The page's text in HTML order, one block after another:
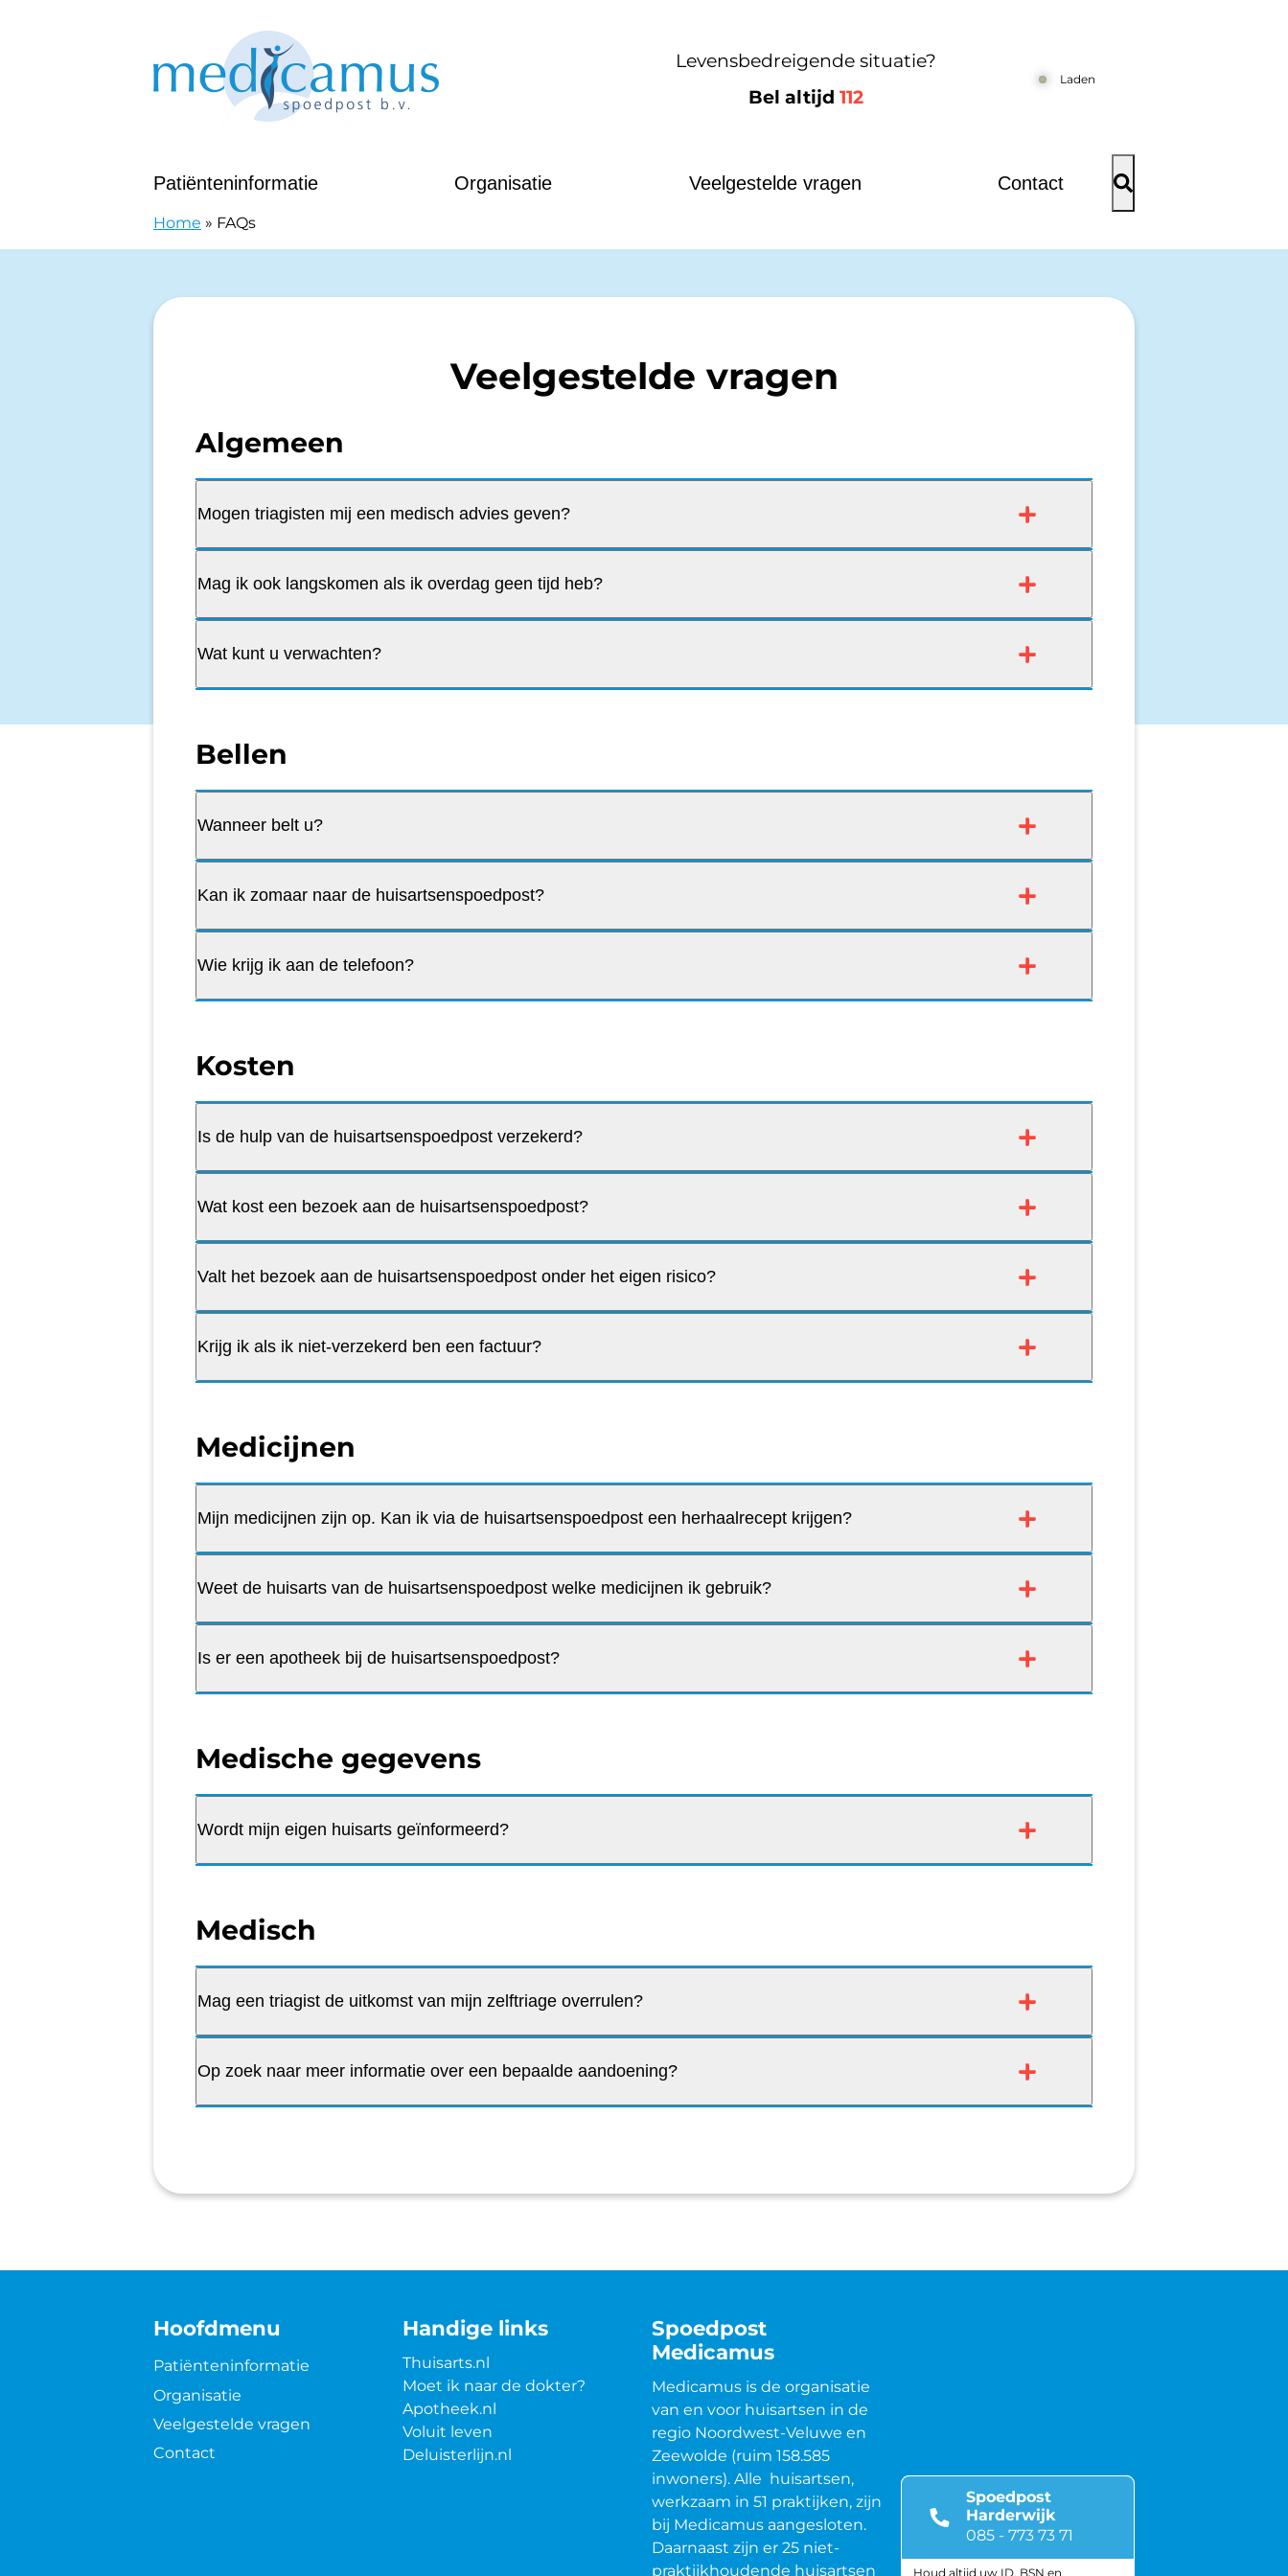
Levensbedreigende situatie?
Bel altijd112
Laden
Patiënteninformatie Organisatie Veelgestelde vragen Contact
Home » FAQs
Veelgestelde vragen
Algemeen
Mogen triagisten mij een medisch advies geven?
Mag ik ook langskomen als ik overdag geen tijd heb?
Wat kunt u verwachten?
Bellen
Wanneer belt u?
Kan ik zomaar naar de huisartsenspoedpost?
Wie krijg ik aan de telefoon?
Kosten
Is de hulp van de huisartsenspoedpost verzekerd?
Wat kost een bezoek aan de huisartsenspoedpost?
Valt het bezoek aan de huisartsenspoedpost onder het eigen risico?
Krijg ik als ik niet-verzekerd ben een factuur?
Medicijnen
Mijn medicijnen zijn op. Kan ik via de huisartsenspoedpost een herhaalrecept krijgen?
Weet de huisarts van de huisartsenspoedpost welke medicijnen ik gebruik?
Is er een apotheek bij de huisartsenspoedpost?
Medische gegevens
Wordt mijn eigen huisarts geïnformeerd?
Medisch
Mag een triagist de uitkomst van mijn zelftriage overrulen?
Op zoek naar meer informatie over een bepaalde aandoening?
Hoofdmenu
Patiënteninformatie
Organisatie
Veelgestelde vragen
Contact
Handige links
Thuisarts.nl
Moet ik naar de dokter?
Apotheek.nl
Voluit leven
Deluisterlijn.nl
Spoedpost
Medicamus
Medicamus is de organisatie
van en voor huisartsen in de
regio Noordwest-Veluwe en
Zeewolde (ruim 158.585
inwoners). Alle huisartsen,
werkzaam in 51 praktijken, zijn
bij Medicamus aangesloten.
Daarnaast zijn er 25 niet-
praktijkhoudende huisartsen
Spoedpost
Harderwijk
085 - 773 73 71
Houd altijd uw ID, BSN en